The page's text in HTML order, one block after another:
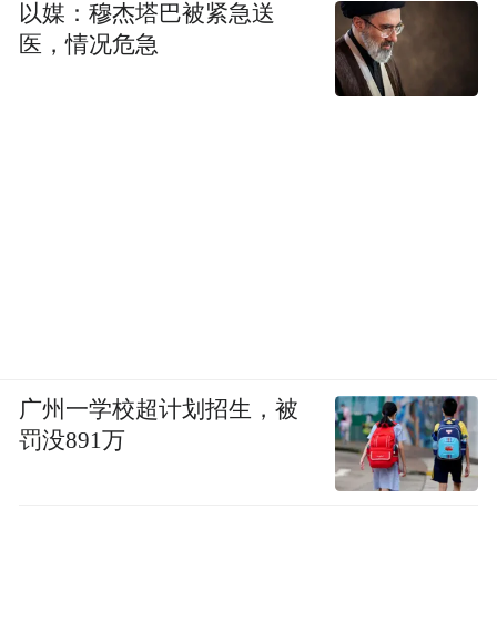
以媒：穆杰塔巴被紧急送
医，情况危急
广州一学校超计划招生，被
罚没891万